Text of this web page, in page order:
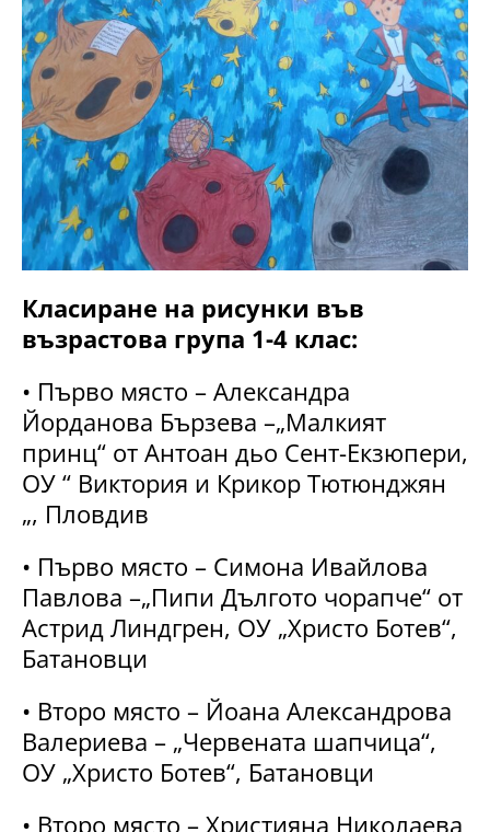
Класиране на рисунки във
възрастова група 1-4 клас:
• Първо място – Александра
Йорданова Бързева –„Малкият
принц“ от Антоан дьо Сент-Екзюпери,
ОУ “ Виктория и Крикор Тютюнджян
„, Пловдив
• Първо място – Симона Ивайлова
Павлова –„Пипи Дългото чорапче“ от
Астрид Линдгрен, ОУ „Христо Ботев“,
Батановци
• Второ място – Йоана Александрова
Валериева – „Червената шапчица“,
ОУ „Христо Ботев“, Батановци
• Второ място – Християна Николаева